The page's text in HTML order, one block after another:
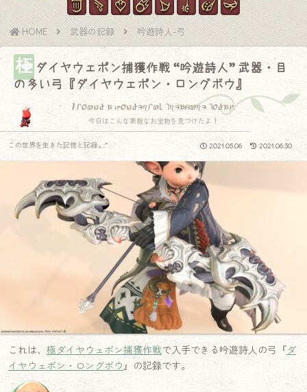
HOME 武器の記録 吟遊詩人-弓
極 ダイヤウェポン捕獲作戦 “吟遊詩人” 武器・目
の多い弓『ダイヤウェポン・ロングボウ』
I found a wonderful treasure today.
今日はこんな素敵なお宝物を見つけたよ！
2021.05.06 2021.06.30
この世界を生きた記憶と記録.｡.:*
これは、 極ダイヤウェポン捕獲作戦で入手できる吟遊詩人の弓『ダ
イヤウェポン・ロングボウ』の記録です。